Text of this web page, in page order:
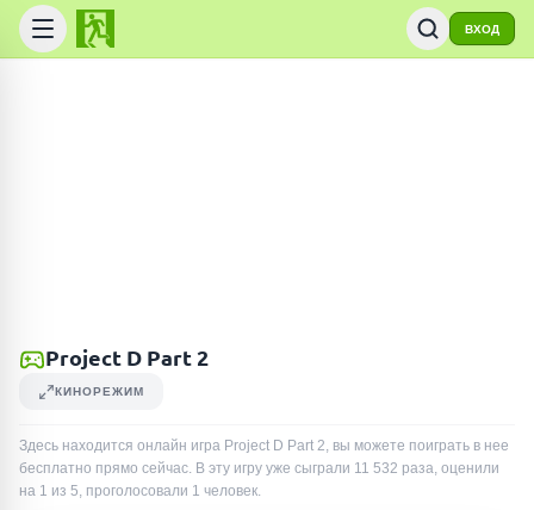
ВХОД
Project D Part 2
КИНОРЕЖИМ
Здесь находится онлайн игра Project D Part 2, вы можете поиграть в нее
бесплатно прямо сейчас. В эту игру уже сыграли 11 532 раза, оценили
на 1 из 5, проголосовали 1 человек.